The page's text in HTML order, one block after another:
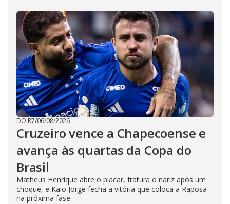
DO R7/06/08/2026
Cruzeiro vence a Chapecoense e
avança às quartas da Copa do
Brasil
Matheus Henrique abre o placar, fratura o nariz após um
choque, e Kaio Jorge fecha a vitória que coloca a Raposa
na próxima fase